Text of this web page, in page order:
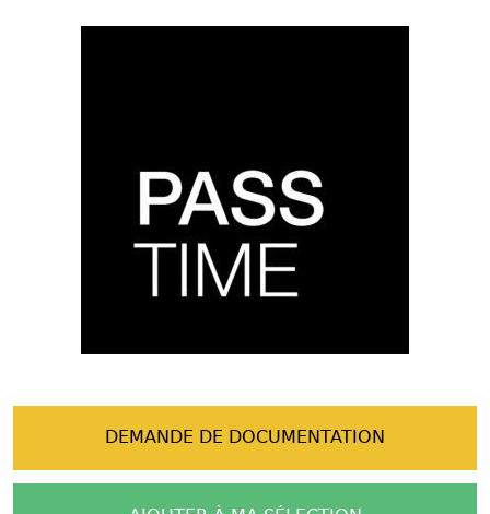
DEMANDE DE DOCUMENTATION